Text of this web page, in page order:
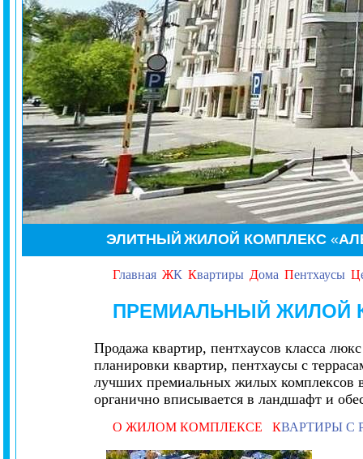
ЭЛИТНЫЙ ЖИЛОЙ КОМПЛЕКС «
Главная ЖК Квартиры Дома Пентхаусы Ц
ПРЕМИАЛЬНЫЙ ЖИЛОЙ
Продажа квартир, пентхаусов класса
планировки квартир, пентхаусы с
лучших премиальных жилых комплексов
органично вписывается в ландшафт и
О ЖИЛОМ КОМПЛЕКСЕ КВАРТИРЫ С